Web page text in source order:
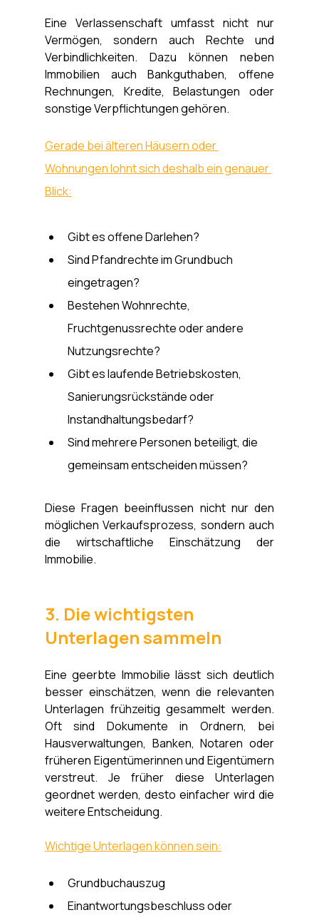
Eine Verlassenschaft umfasst nicht nur
Vermögen, sondern auch Rechte und
Verbindlichkeiten. Dazu können neben
Immobilien auch Bankguthaben, offene
Rechnungen, Kredite, Belastungen oder
sonstige Verpflichtungen gehören.
Gerade bei älteren Häusern oder
Wohnungen lohnt sich deshalb ein genauer
Blick:
Gibt es offene Darlehen?
Sind Pfandrechte im Grundbuch
eingetragen?
Bestehen Wohnrechte,
Fruchtgenussrechte oder andere
Nutzungsrechte?
Gibt es laufende Betriebskosten,
Sanierungsrückstände oder
Instandhaltungsbedarf?
Sind mehrere Personen beteiligt, die
gemeinsam entscheiden müssen?
Diese Fragen beeinflussen nicht nur den
möglichen Verkaufsprozess, sondern auch
die wirtschaftliche Einschätzung der
Immobilie.
3. Die wichtigsten
Unterlagen sammeln
Eine geerbte Immobilie lässt sich deutlich
besser einschätzen, wenn die relevanten
Unterlagen frühzeitig gesammelt werden.
Oft sind Dokumente in Ordnern, bei
Hausverwaltungen, Banken, Notaren oder
früheren Eigentümerinnen und Eigentümern
verstreut. Je früher diese Unterlagen
geordnet werden, desto einfacher wird die
weitere Entscheidung.
Wichtige Unterlagen können sein:
Grundbuchauszug
Einantwortungsbeschluss oder